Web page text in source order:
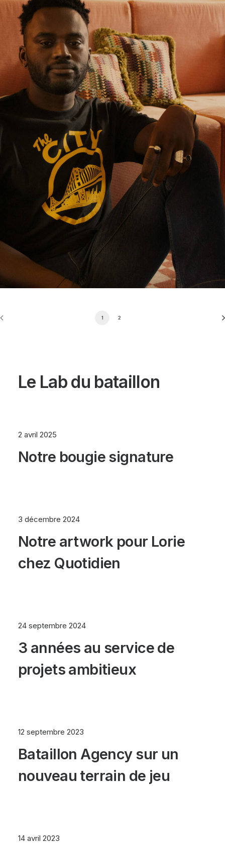
1 2
Le Lab du bataillon
2 avril 2025
Notre bougie signature
3 décembre 2024
Notre artwork pour Lorie
chez Quotidien
24 septembre 2024
3 années au service de
projets ambitieux
12 septembre 2023
Bataillon Agency sur un
nouveau terrain de jeu
14 avril 2023